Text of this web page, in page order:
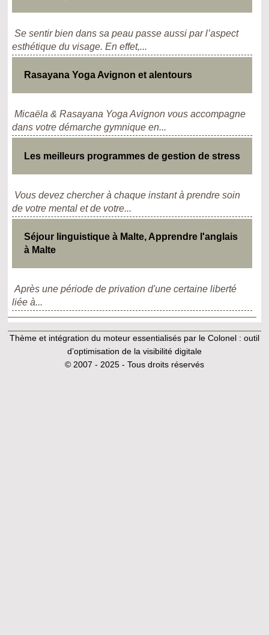
Se sentir bien dans sa peau passe aussi par l’aspect
esthétique du visage. En effet,...
Rasayana Yoga Avignon et alentours
Micaëla & Rasayana Yoga Avignon vous accompagne
dans votre démarche gymnique en...
Les meilleurs programmes de gestion de stress
Vous devez chercher à chaque instant à prendre soin
de votre mental et de votre...
Séjour linguistique à Malte, Apprendre l'anglais
à Malte
Après une période de privation d'une certaine liberté
liée à...
Thème et intégration du moteur essentialisés par le Colonel : outil
d’optimisation de la visibilité digitale
© 2007 - 2025 - Tous droits réservés